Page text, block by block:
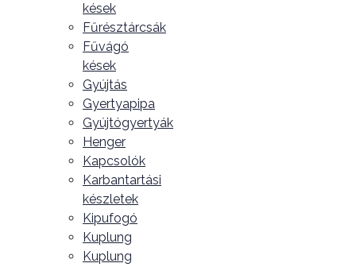
kések
Fűrésztárcsák
Fűvágó
kések
Gyújtás
Gyertyapipa
Gyújtógyertyák
Henger
Kapcsolók
Karbantartási
készletek
Kipufogó
Kuplung
Kuplung